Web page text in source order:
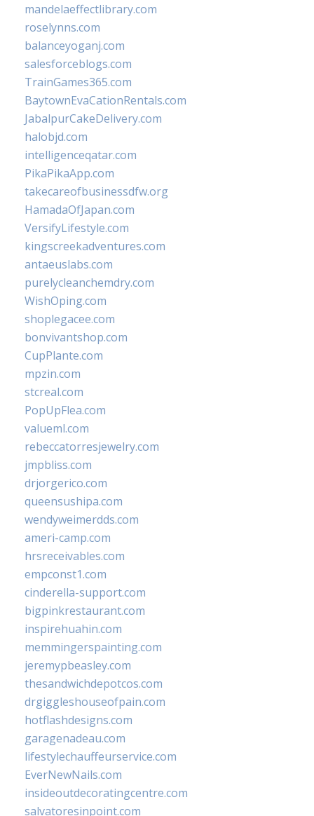
mandelaeffectlibrary.com
roselynns.com
balanceyoganj.com
salesforceblogs.com
TrainGames365.com
BaytownEvaCationRentals.com
JabalpurCakeDelivery.com
halobjd.com
intelligenceqatar.com
PikaPikaApp.com
takecareofbusinessdfw.org
HamadaOfJapan.com
VersifyLifestyle.com
kingscreekadventures.com
antaeuslabs.com
purelycleanchemdry.com
WishOping.com
shoplegacee.com
bonvivantshop.com
CupPlante.com
mpzin.com
stcreal.com
PopUpFlea.com
valueml.com
rebeccatorresjewelry.com
jmpbliss.com
drjorgerico.com
queensushipa.com
wendyweimerdds.com
ameri-camp.com
hrsreceivables.com
empconst1.com
cinderella-support.com
bigpinkrestaurant.com
inspirehuahin.com
memmingerspainting.com
jeremypbeasley.com
thesandwichdepotcos.com
drgiggleshouseofpain.com
hotflashdesigns.com
garagenadeau.com
lifestylechauffeurservice.com
EverNewNails.com
insideoutdecoratingcentre.com
salvatoresinpoint.com